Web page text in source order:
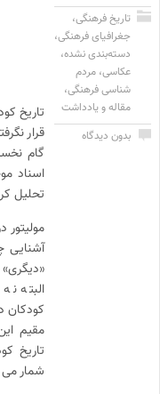
تاریخ فرهنگی،
جغرافیای فرهنگی،
دسته‌بندی نشده،
عکاسی، مردم
شناسی فرهنگی،
مقاله و یادداشت
بدون دیدگاه
تاریخ
قرار
گام
اسناد
تحلیل
آشنایی
البته
کودکان
مقیم
تاریخ
شمار می­